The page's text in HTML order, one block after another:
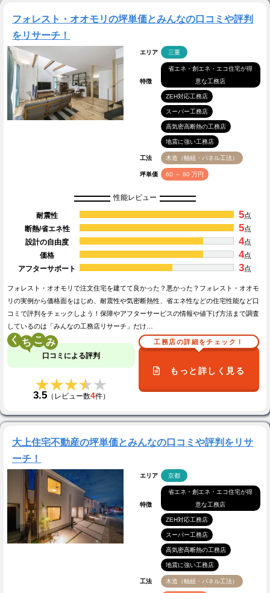
フォレスト・オオモリの坪単価とみんなの口コミや評判
をリサーチ！
エリア 三重
特徴
省エネ・創エネ・エコ住宅が得
意な工務店
ZEH対応工務店
スーパー工務店
高気密高断熱の工務店
地震に強い工務店
工法 木造（軸組・パネル工法）
坪単価 60 ～ 80 万円
性能レビュー
耐震性 5点
断熱/省エネ性
5点
設計の自由度
4点
価格
4点
アフターサポート
3点
フォレスト・オオモリで注文住宅を建てて良かった？悪かった？フォレスト・オオモ
リの実例から価格面をはじめ、耐震性や気密断熱性、省エネ性などの住宅性能など口
コミで評判をチェックしよう！保障やアフターサービスの情報や値下げ方法まで調査
しているのは「みんなの工務店リサーチ」だけ…
く こ
口コミによる評判
★★★★★
★★★★★
3.5（レビュー数4件）
工務店の詳細をチェック！
もっと詳しく見る
大上住宅不動産の坪単価とみんなの口コミや評判をリサ
ーチ！
エリア 京都
特徴
省エネ・創エネ・エコ住宅が得
意な工務店
ZEH対応工務店
スーパー工務店
高気密高断熱の工務店
地震に強い工務店
工法 木造（軸組・パネル工法）